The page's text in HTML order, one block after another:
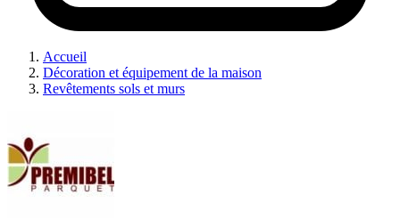
Accueil
Décoration et équipement de la maison
Revêtements sols et murs